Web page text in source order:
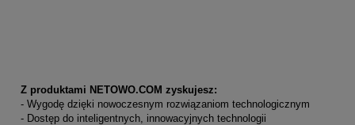
Z produktami NETOWO.COM zyskujesz:
- Wygodę dzięki nowoczesnym rozwiązaniom technologicznym
- Dostęp do inteligentnych, innowacyjnych technologii